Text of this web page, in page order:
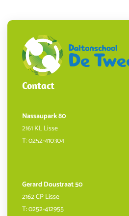
Contact
Nassaupark 80
2161 KL Lisse
T:0252-410304
Gerard Doustraat 50
2162 CP Lisse
T:0252-412955